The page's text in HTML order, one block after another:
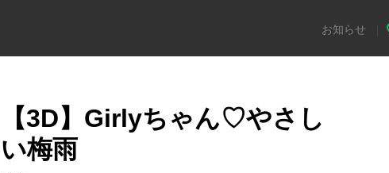
お知らせ
【3D】Girlyちゃん♡やさし
い梅雨